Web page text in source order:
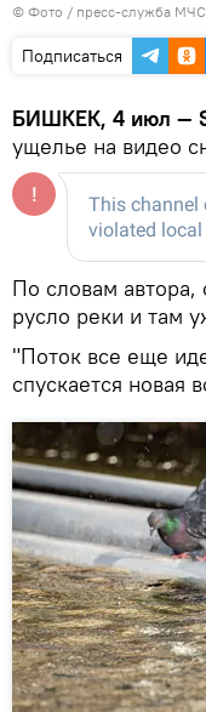
© Фото / пресс-служба
Подписаться
БИШКЕК, 4 июл —
ущелье на видео
По словам автора,
русло реки и там
"Поток все еще
спускается новая